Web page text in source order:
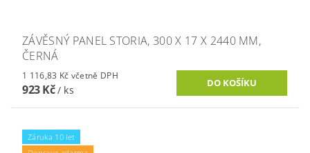
ZÁVĚSNÝ PANEL STORIA, 300 X 17 X 2440 MM,
ČERNÁ
1 116,83 Kč včetně DPH
923 Kč/ ks
Záruka 10 let